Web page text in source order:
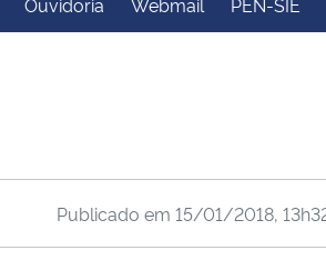
Ministério do
Publicado em 15/01/2018,